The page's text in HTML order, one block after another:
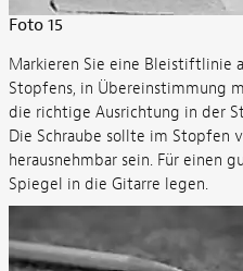
Foto 15
Markieren Sie eine Bleistiftlinie
Stopfens, in Übereinstimmung
die richtige Ausrichtung in der
Die Schraube sollte im Stopfen
herausnehmbar sein. Für einen
Spiegel in die Gitarre legen.